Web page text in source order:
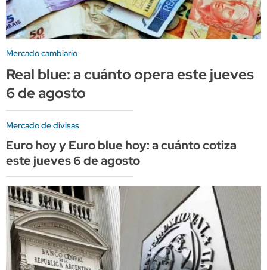
Mercado cambiario
Real blue: a cuánto opera este jueves
6 de agosto
Mercado de divisas
Euro hoy y Euro blue hoy: a cuánto cotiza
este jueves 6 de agosto